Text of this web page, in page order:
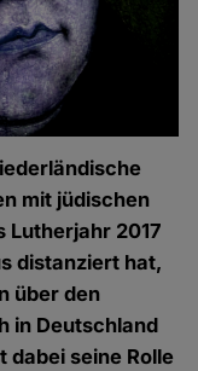
mit jüdischen
Lutherjahr 2017
distanziert hat,
über den
in Deutschland
dabei seine Rolle